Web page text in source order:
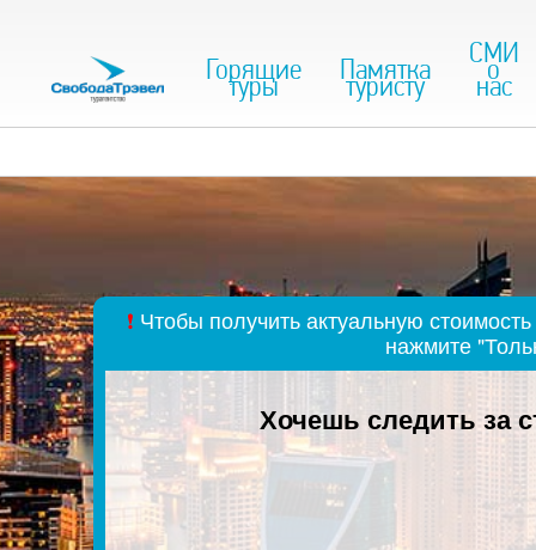
Горящие
туры Памятка
туристу
СМИ
о
нас
❗ Чтобы получить актуальную
нажмите
Хочешь следить за